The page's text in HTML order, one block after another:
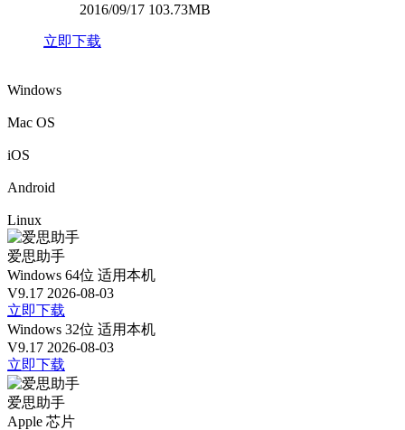
2016/09/17 103.73MB
立即下载
Windows
Mac OS
iOS
Android
Linux
爱思助手
Windows 64位 适用本机
V9.17 2026-08-03
立即下载
Windows 32位 适用本机
V9.17 2026-08-03
立即下载
爱思助手
Apple 芯片